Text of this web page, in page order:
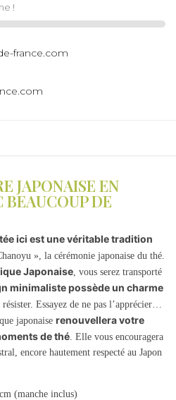
!
JAPONAISE EN
BEAUCOUP DE
ici est une véritable tradition
» , la cérémonie japonaise du thé.
Japonaise , vous serez transporté
minimaliste possède un charme
Essayez de ne pas l’apprécier…
japonaise renouvellera votre
de thé . Elle vous encouragera
encore hautement respecté au Japon
(manche inclus)